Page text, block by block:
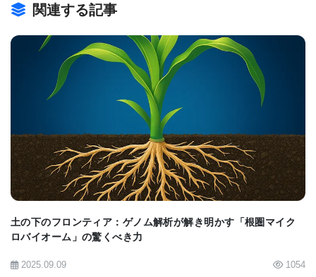
し冬を越します。オオカバマダラの個体群がメキシ
ウィードを食べる幼虫が必要であり、移動ルート全
体にわたってミルクウィードが必要です。
農地から消えたミルクウィードと都市部の可能性
「かつては中西部の農地に野生のミルクウィードが
関連する記事
BIOMARKET JP
土の下のフロンティア：ゲノム解析が解き明かす「根圏マイク
ロバイオーム」の驚くべき力
2025.09.09 1054